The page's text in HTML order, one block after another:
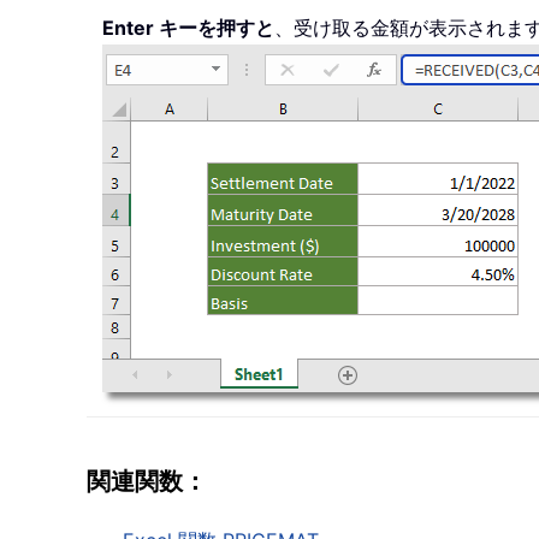
Enter キーを押すと 、受け取る金額が表示されま
関連関数：